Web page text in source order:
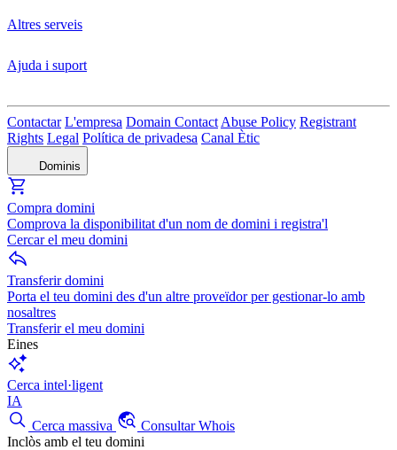
Altres serveis
Ajuda i suport
Contactar L'empresa Domain Contact Abuse Policy Registrant
Rights Legal Política de privadesa Canal Ètic
Dominis
Compra domini
Comprova la disponibilitat d'un nom de domini i registra'l
Cercar el meu domini
Transferir domini
Porta el teu domini des d'un altre proveïdor per gestionar-lo amb
nosaltres
Transferir el meu domini
Eines
Cerca intel·ligent
IA
Cerca massiva
Consultar Whois
Inclòs amb el teu domini